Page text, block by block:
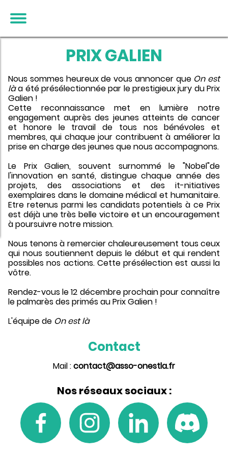
PRIX GALIEN
Nous sommes heureux de vous annoncer que On est
làa été présélectionnée par le prestigieux jury du Prix
Galien !
Cette reconnaissance met en lumière notre
engagement auprès des jeunes atteints de cancer
et honore le travail de tous nos bénévoles et
membres, qui chaque jour contribuent à améliorer la
prise en charge des jeunes que nous accompagnons.
Le Prix Galien, souvent surnommé le "Nobel"de
l'innovation en santé, distingue chaque année des
projets, des associations et des it-nitiatives
exemplaires dans le domaine médical et humanitaire.
Etre retenus parmi les candidats potentiels à ce Prix
est déjà une très belle victoire et un encouragement
à poursuivre notre mission.
Nous tenons à remercier chaleureusement tous ceux
qui nous soutiennent depuis le début et qui rendent
possibles nos actions. Cette présélection est aussi la
vôtre.
Rendez-vous le 12 décembre prochain pour connaître
le palmarès des primés au Prix Galien !
L'équipe de On est là
Contact
Mail :contact@asso-onestla.fr
Nos réseaux sociaux :